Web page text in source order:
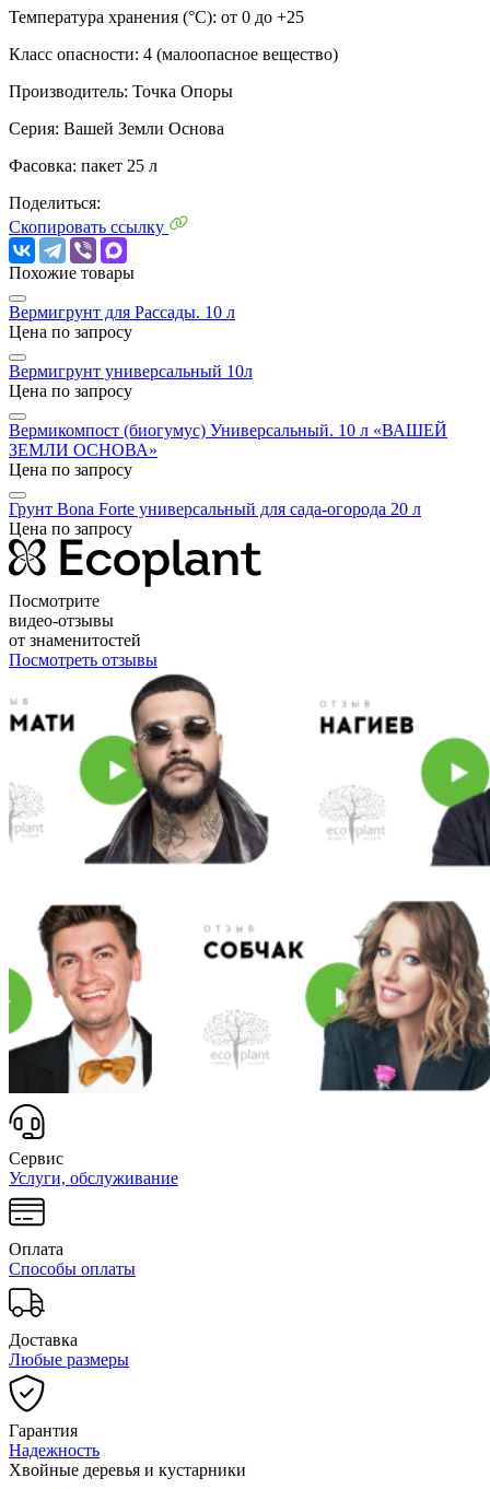
Температура хранения (°С): от 0 до +25
Класс опасности: 4 (малоопасное вещество)
Производитель: Точка Опоры
Серия: Вашей Земли Основа
Фасовка: пакет 25 л
Поделиться:
Скопировать ссылку
Похожие товары
Вермигрунт для Рассады. 10 л
Цена по запросу
Вермигрунт универсальный 10л
Цена по запросу
Вермикомпост (биогумус) Универсальный. 10 л «ВАШЕЙ
ЗЕМЛИ ОСНОВА»
Цена по запросу
Грунт Bona Forte универсальный для сада-огорода 20 л
Цена по запросу
Посмотрите
видео-отзывы
от знаменитостей
Посмотреть отзывы
Сервис
Услуги, обслуживание
Оплата
Способы оплаты
Доставка
Любые размеры
Гарантия
Надежность
Хвойные деревья и кустарники